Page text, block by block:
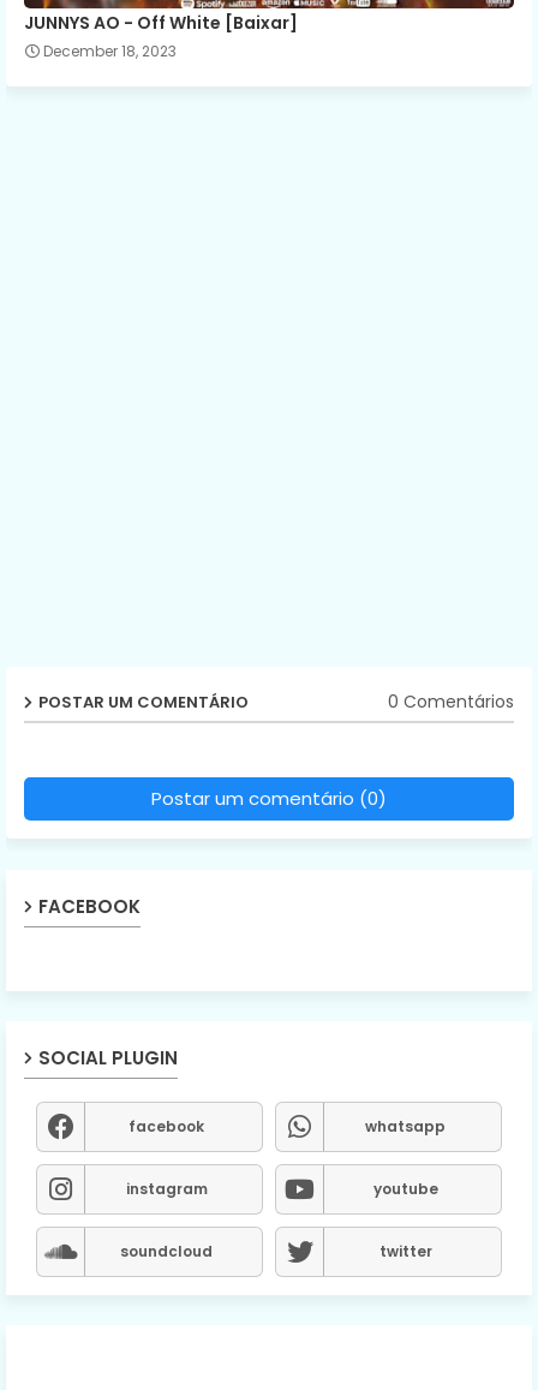
JUNNYS AO - Off White [Baixar]
December 18, 2023
POSTAR UM COMENTÁRIO 0 Comentários
Postar um comentário (0)
FACEBOOK
SOCIAL PLUGIN
facebook whatsapp
instagram youtube
soundcloud twitter